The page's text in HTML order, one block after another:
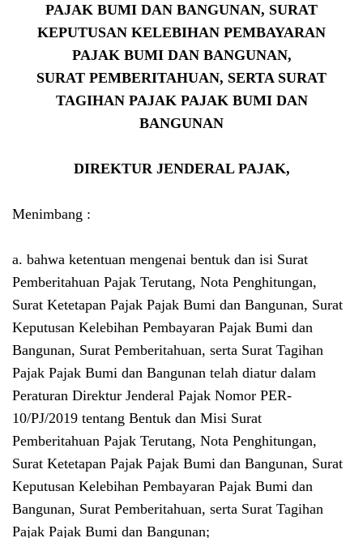
PAJAK BUMI DAN BANGUNAN, SURAT
KEPUTUSAN KELEBIHAN PEMBAYARAN
PAJAK BUMI DAN BANGUNAN,
SURAT PEMBERITAHUAN, SERTA SURAT
TAGIHAN PAJAK PAJAK BUMI DAN
BANGUNAN
DIREKTUR JENDERAL PAJAK,
Menimbang :
a. bahwa ketentuan mengenai bentuk dan isi Surat
Pemberitahuan Pajak Terutang, Nota Penghitungan,
Surat Ketetapan Pajak Pajak Bumi dan Bangunan, Surat
Keputusan Kelebihan Pembayaran Pajak Bumi dan
Bangunan, Surat Pemberitahuan, serta Surat Tagihan
Pajak Pajak Bumi dan Bangunan telah diatur dalam
Peraturan Direktur Jenderal Pajak Nomor PER-
10/PJ/2019 tentang Bentuk dan Misi Surat
Pemberitahuan Pajak Terutang, Nota Penghitungan,
Surat Ketetapan Pajak Pajak Bumi dan Bangunan, Surat
Keputusan Kelebihan Pembayaran Pajak Bumi dan
Bangunan, Surat Pemberitahuan, serta Surat Tagihan
Pajak Pajak Bumi dan Bangunan;